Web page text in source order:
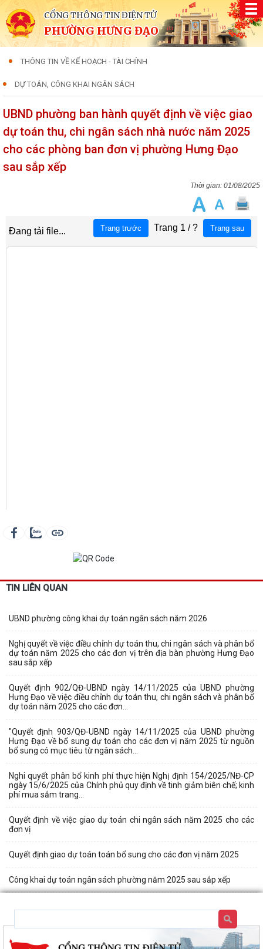
CỔNG THÔNG TIN ĐIỆN TỬ
PHƯỜNG HƯNG ĐẠO
THÔNG TIN VỀ KẾ HOẠCH - TÀI CHÍNH
DỰ TOÁN, CÔNG KHAI NGÂN SÁCH
UBND phường ban hành quyết định về việc giao
dự toán thu, chi ngân sách nhà nước năm 2025
cho các phòng ban đơn vị phường Hưng Đạo
sau sắp xếp
01/08/2025
TIN LIÊN QUAN
UBND phường công khai dự toán ngân sách năm 2026
Nghị quyết về việc điều chỉnh dự toán thu, chi ngân sách và phân bổ
dự toán năm 2025 cho các đơn vị trên địa bàn phường Hưng Đạo
sau sắp xếp
Quyết định 902/QĐ-UBND ngày 14/11/2025 của UBND phường
Hưng Đạo về việc điều chỉnh dự toán thu, chi ngân sách và phân bổ
dự toán năm 2025 cho các đơn...
"Quyết định 903/QĐ-UBND ngày 14/11/2025 của UBND phường
Hưng Đạo về bổ sung dự toán cho các đơn vị năm 2025 từ nguồn
bổ sung có mục tiêu từ ngân sách...
Nghi quyết phân bổ kinh phí thực hiện Nghị định 154/2025/NĐ-CP
ngày 15/6/2025 của Chính phủ quy định về tinh giảm biên chế; kinh
phí mua sắm trang...
Quyết định về việc giao dự toán chi ngân sách năm 2025 cho các
đơn vị
Quyết định giao dự toán toán bổ sung cho các đơn vị năm 2025
Công khai dự toán ngân sách phường năm 2025 sau sắp xếp